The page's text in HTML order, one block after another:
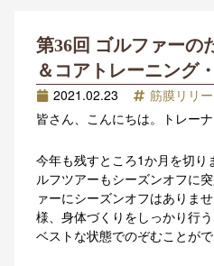
第36回 ゴルファーの
＆コアトレーニング
2021.02.23 筋膜リリ
皆さん、こんにちは。トレーナ
今年も残すところ1か月を切
ルフツアーもシーズンオフに
ァーにシーズンオフはありま
様、身体づくりをしっかり行
ベストな状態でのぞむことがで